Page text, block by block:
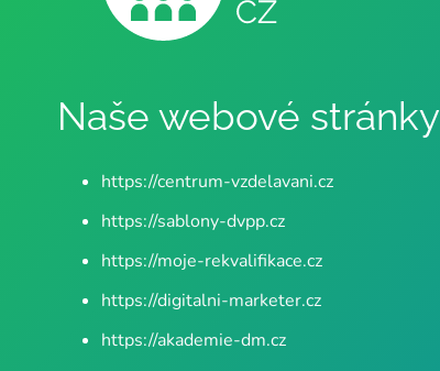
Naše webové stránky
https://centrum-vzdelavani.cz
https://sablony-dvpp.cz
https://moje-rekvalifikace.cz
https://digitalni-marketer.cz
https://akademie-dm.cz